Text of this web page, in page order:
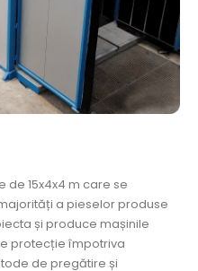
15x4x4 m care se
a pieselor produse
și produce mașinile
protecție împotriva
de pregătire și